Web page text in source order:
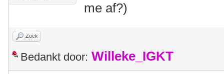
me af?)
Zoek
Bedankt door: Willeke_IGKT